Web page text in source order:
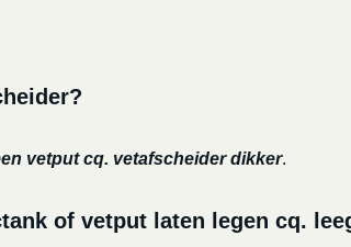
vetput cq. vetafscheider dikker.
of vetput laten legen cq.